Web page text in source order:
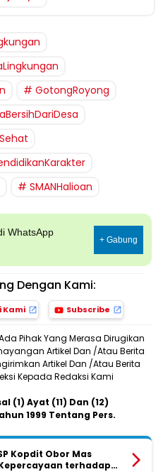
GotongRoyong
SMANHalioan
WhatsApp
+ Gabung
Dengan Kami:
Kami Subscribe
Pihak Yang Merasa Dirugikan
Artikel Dan /Atau Berita
Artikel Dan /Atau Berita
Kepada Redaksi Kami
(1) Ayat (11) Dan (12)
1999 Tentang Pers.
Kopdit Obor Mas
terhadap